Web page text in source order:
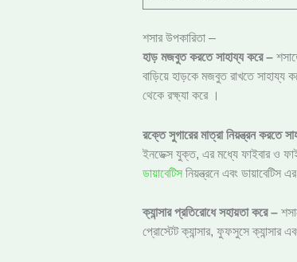
শসার উপকারিতা –
হাড় মজবুত করতে সাহায্য করে –
বাড়িয়ে হাড়কে মজবুত রাখতে
থেকে রক্ষ্যা করে ।
রক্তে সুগারের মাত্রা নিয়ন্ত্রন করতে
ইনডেক্স যুক্ত, এর মধ্যে ফাইবার ও
ডায়াবেটিসনিয়ন্ত্রনে এবং ডায়াবেটিস
ক্যান্সার প্রতিরোধে সহায়তা করে –
প্রোস্টেট ক্যান্সার, ফুফসুসে ক্যান্সার